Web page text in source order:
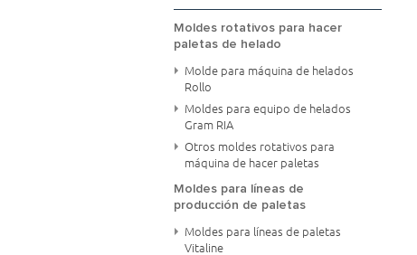
Moldes rotativos para hacer
paletas de helado
Molde para máquina de helados
Rollo
Moldes para equipo de helados
Gram RIA
Otros moldes rotativos para
máquina de hacer paletas
Moldes para líneas de
producción de paletas
Moldes para líneas de paletas
Vitaline